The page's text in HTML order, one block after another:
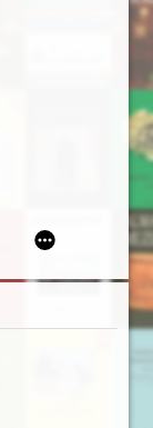
- recenzja]
1 Pułku Ułanów